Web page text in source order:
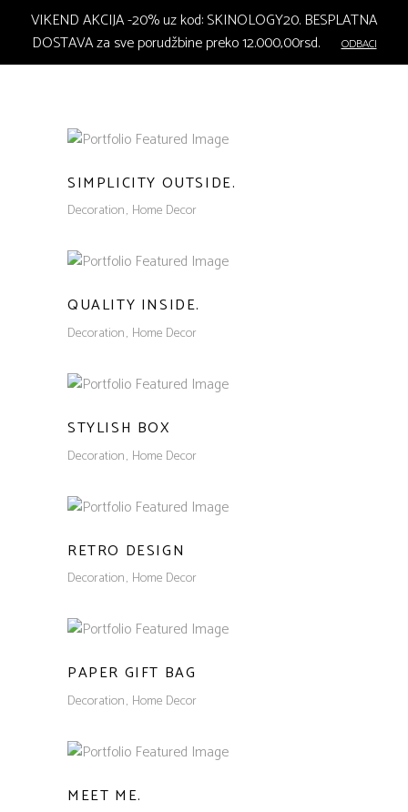
SIMPLICITY OUTSIDE.
Decoration Home Decor
QUALITY INSIDE.
Decoration Home Decor
STYLISH BOX
Decoration Home Decor
RETRO DESIGN
Decoration Home Decor
PAPER GIFT BAG
Decoration Home Decor
MEET ME.
VIKEND AKCIJA -20% uz kod: SKINOLOGY20. BESPLATNA
DOSTAVA za sve porudžbine preko 12.000,00rsd.
ODBACI